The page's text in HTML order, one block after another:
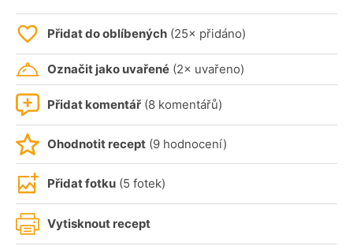
Přidat do oblíbených (25× přidáno)
Označit jako uvařené (2× uvařeno)
Přidat komentář (8 komentářů)
Ohodnotit recept (9 hodnocení)
Přidat fotku (5 fotek)
Vytisknout recept